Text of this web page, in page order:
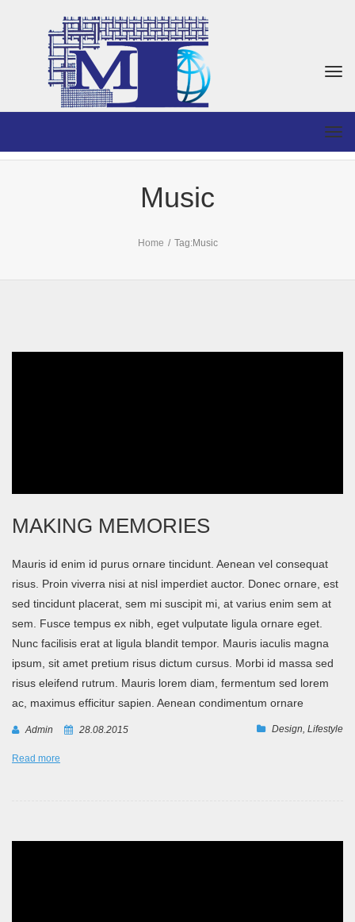
Music
Home / Tag:Music
MAKING MEMORIES
Mauris id enim id purus ornare tincidunt. Aenean vel consequat
risus. Proin viverra nisi at nisl imperdiet auctor. Donec ornare, est
sed tincidunt placerat, sem mi suscipit mi, at varius enim sem at
sem. Fusce tempus ex nibh, eget vulputate ligula ornare eget.
Nunc facilisis erat at ligula blandit tempor. Mauris iaculis magna
ipsum, sit amet pretium risus dictum cursus. Morbi id massa sed
risus eleifend rutrum. Mauris lorem diam, fermentum sed lorem
ac, maximus efficitur sapien. Aenean condimentum ornare
Admin 28.08.2015 Design Lifestyle
Read more